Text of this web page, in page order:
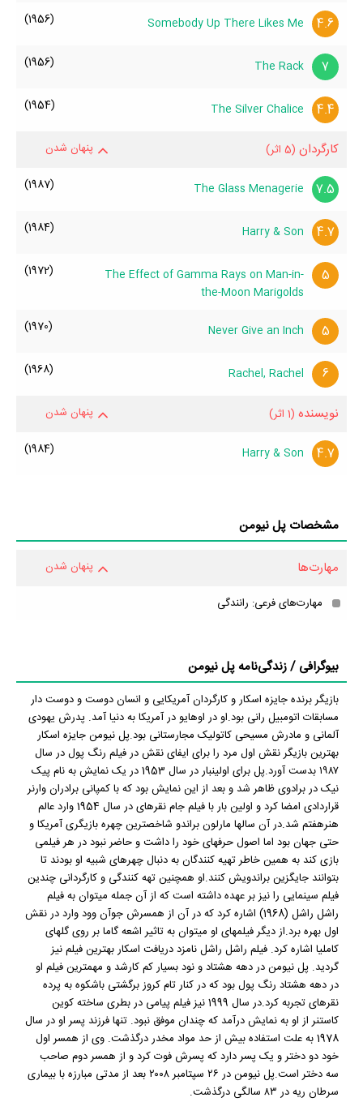
4.6
Somebody Up There Likes Me
(1956)
7
The Rack
(1956)
4.4
The Silver Chalice
(1954)
کارگردان (5 اثر) پنهان شدن
7.5
The Glass Menagerie
(1987)
4.7
Harry & Son
(1984)
5
The Effect of Gamma Rays on Man-in-
the-Moon Marigolds
(1972)
5
Never Give an Inch
(1970)
6
Rachel, Rachel
(1968)
نویسنده (1 اثر) پنهان شدن
4.7
Harry & Son
(1984)
مشخصات پل نیومن
مهارت‌ها پنهان شدن
مهارت‌های فرعی: رانندگی
بیوگرافی / زندگی‌نامه پل نیومن
بازیگر برنده جایزه اسکار و کارگردان آمریکایی و انسان دوست و دوست دار
مسابقات اتومبیل رانی بود.او در اوهایو در آمریکا به دنیا آمد. پدرش یهودی
آلمانی و مادرش مسیحی کاتولیک مجارستانی بود.پل نیومن جایزه اسکار
بهترین بازیگر نقش اول مرد را برای ایفای نقش در فیلم رنگ پول در سال
۱۹۸۷ بدست آورد.پل برای اولینبار در سال 1953 در یک نمایش به نام پیک
نیک در برادوی ظاهر شد و بعد از این نمایش بود که با کمپانی برادران وارنر
قراردادی امضا کرد و اولین بار با فیلم جام نقرهای در سال 1954 وارد عالم
هنرهفتم شد.در آن سالها مارلون براندو شاخصترین چهره بازیگری آمریکا و
حتی جهان بود اما اصول حرفهای خود را داشت و حاضر نبود در هر فیلمی
بازی کند به همین خاطر تهیه کنندگان به دنبال چهرهای شبیه او بودند تا
بتوانند جایگزین براندویش کنند.او همچنین تهه کنندگی و کارگردانی چندین
فیلم سینمایی را نیز بر عهده داشته است که از آن جمله میتوان به فیلم
راشل راشل (1968) اشاره کرد که در آن از همسرش جوآن وود وارد در نقش
اول بهره برد.از دیگر فیلمهای او میتوان به تاثیر اشعه گاما بر روی گلهای
کاملیا اشاره کرد. فیلم راشل راشل نامزد دریافت اسکار بهترین فیلم نیز
گردید. پل نیومن در دهه هشتاد و نود بسیار کم کارشد و مهمترین فیلم او
در دهه هشتاد رنگ پول بود که در کنار تام کروز برگشتی باشکوه به پرده
نقرهای تجربه کرد.در سال 1999 نیز فیلم پیامی در بطری ساخته کوین
کاستنر از او به نمایش درآمد که چندان موفق نبود. تنها فرزند پسر او در سال
1978 به علت استفاده بیش از حد مواد مخدر درگذشت. وی از همسر اول
خود دو دختر و یک پسر دارد که پسرش فوت کرد و از همسر دوم صاحب
سه دختر است.پل نیومن در ۲۶ سپتامبر ۲۰۰۸ بعد از مدتی مبارزه با بیماری
سرطان ریه در ۸۳ سالگی درگذشت.